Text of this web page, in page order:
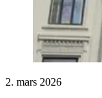
2. mars 2026